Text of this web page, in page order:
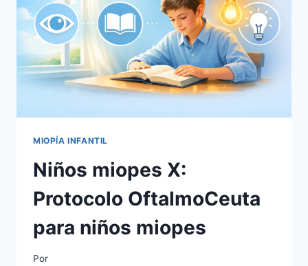
MIOPÍA INFANTIL
Niños miopes X:
Protocolo OftalmoCeuta
para niños miopes
Por